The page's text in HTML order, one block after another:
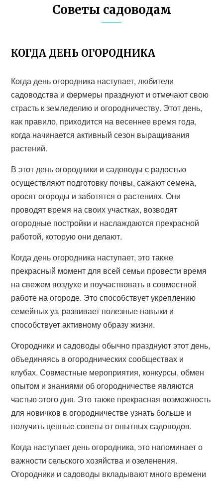
Советы садоводам
КОГДА ДЕНЬ ОГОРОДНИКА
Когда день огородника наступает, любители
садоводства и фермеры празднуют и отмечают свою
страсть к земледелию и огородничеству. Этот день,
как правило, приходится на весеннее время года,
когда начинается активный сезон выращивания
растений.
В этот день огородники и садоводы с радостью
осуществляют подготовку почвы, сажают семена,
оросят огороды и заботятся о растениях. Они
проводят время на своих участках, возводят
огородные постройки и наслаждаются прекрасной
работой, которую они делают.
Когда день огородника наступает, это также
прекрасный момент для всей семьи провести время
на свежем воздухе и поучаствовать в совместной
работе на огороде. Это способствует укреплению
семейных уз, развивает полезные навыки и
способствует активному образу жизни.
Огородники и садоводы обычно празднуют этот день,
объединяясь в огороднических сообществах и
клубах. Совместные мероприятия, конкурсы, обмен
опытом и знаниями об огородничестве являются
частью этого дня. Это также прекрасная возможность
для новичков в огородничестве узнать больше и
получить ценные советы от опытных садоводов.
Когда наступает день огородника, это напоминает о
важности сельского хозяйства и озеленения.
Огородники и садоводы вкладывают много времени